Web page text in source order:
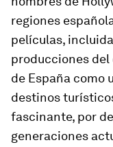
regiones
películas,
producciones
de España como
destinos
fascinante, por
generaciones